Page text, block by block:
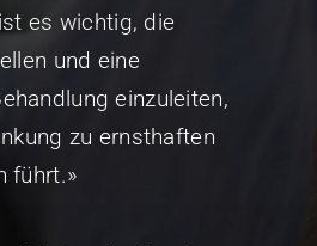
es wichtig, die
und eine
einzuleiten,
zu ernsthaften
führt.»